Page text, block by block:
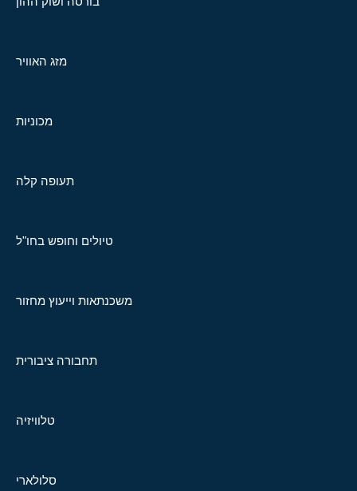
מזג האוויר
מכוניות
תעופה קלה
טיולים וחופש בחו"ל
משכנתאות וייעוץ מחזור
תחבורה ציבורית
טלוויזיה
סלולארי